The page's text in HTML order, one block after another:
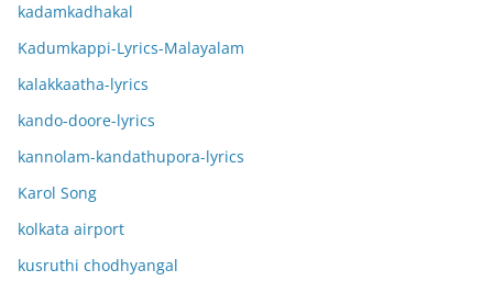
kadamkadhakal
Kadumkappi-Lyrics-Malayalam
kalakkaatha-lyrics
kando-doore-lyrics
kannolam-kandathupora-lyrics
Karol Song
kolkata airport
kusruthi chodhyangal